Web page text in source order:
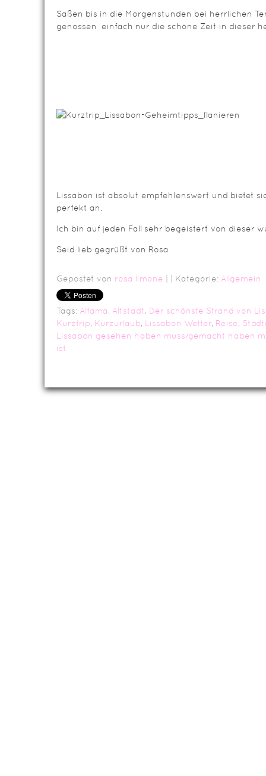
Saßen bis in die Morgenstunden bei herrlichen
genossen einfach nur die schöne Zeit in dieser
Lissabon ist absolut empfehlenswert und bietet
perfekt an.
Ich bin auf jeden Fall sehr begeistert von dieser
Seid lieb gegrüßt von Rosa
Gepostet von rosa limone | Kategorie: Allgemein
Tags: Alfama, Altstadt, Der schönste Strand von
Kurztrip, Kurzurlaub, Lissabon Wetter, Reise,
Lissabon gesehen haben muss/gemacht haben
ist